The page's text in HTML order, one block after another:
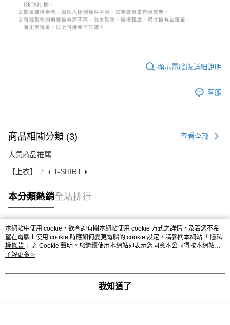
顯示電腦版詳細說明
客服
商品相關分類 (3) 查看全部
人氣商品推薦
【上衣】 ◖ T-SHIRT ◗
本分類熱銷全站排行
熱門標籤
本網站中使用 cookie，欲查詢有關本網站使用 cookie 方式之詳情，及若您不希
望在電腦上使用 cookie 時應如何變更電腦的 cookie 設定，請參閱本網站「 隱私
權條款 」之 Cookie 聲明。您繼續使用本網站即表示您同意本公司得按本網站使
用條款之 Cookie 聲明使用 cookie。
了解更多 >
我知道了